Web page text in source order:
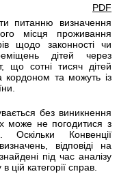
PDF
питанню визначення
місця проживання
щодо законності чи
дітей через
що сотні тисяч дітей
кордоном та можуть із
без виникнення
може не погодитися з
Конвенції
відповіді на
під час аналізу
цій категорії справ.